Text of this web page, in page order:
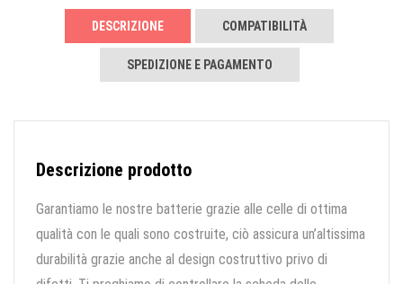
DESCRIZIONE COMPATIBILITÀ
SPEDIZIONE E PAGAMENTO
Descrizione prodotto
Garantiamo le nostre batterie grazie alle celle di ottima
qualità con le quali sono costruite, ciò assicura un’altissima
durabilità grazie anche al design costruttivo privo di